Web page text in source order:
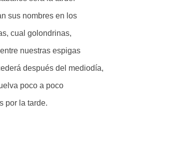
sus nombres en los
cual golondrinas,
nuestras espigas
después del mediodía,
poco a poco
por la tarde.